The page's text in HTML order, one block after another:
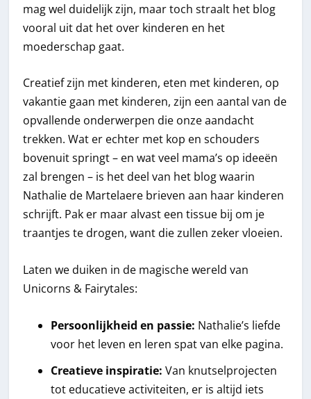
mag wel duidelijk zijn, maar toch straalt het blog
vooral uit dat het over kinderen en het
moederschap gaat.
Creatief zijn met kinderen, eten met kinderen, op
vakantie gaan met kinderen, zijn een aantal van de
opvallende onderwerpen die onze aandacht
trekken. Wat er echter met kop en schouders
bovenuit springt – en wat veel mama’s op ideeën
zal brengen – is het deel van het blog waarin
Nathalie de Martelaere brieven aan haar kinderen
schrijft. Pak er maar alvast een tissue bij om je
traantjes te drogen, want die zullen zeker vloeien.
Laten we duiken in de magische wereld van
Unicorns & Fairytales:
Persoonlijkheid en passie: Nathalie’s liefde
voor het leven en leren spat van elke pagina.
Creatieve inspiratie: Van knutselprojecten
tot educatieve activiteiten, er is altijd iets